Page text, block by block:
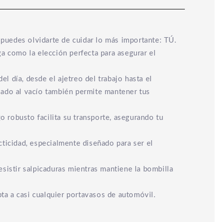
olvidarte de cuidar lo más importante: TÚ.
la elección perfecta para asegurar el
día, desde el ajetreo del trabajo hasta el
al vacío también permite mantener tus
robusto facilita su transporte, asegurando tu
especialmente diseñado para ser el
salpicaduras mientras mantiene la bombilla
a casi cualquier portavasos de automóvil.